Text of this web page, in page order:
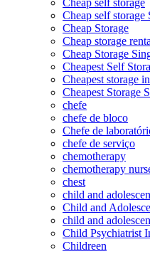
Cheap self storage
Cheap Storage
Cheap storage
Cheap Storage
Cheapest Self
Cheapest storage
Cheapest Storage
chefe
chefe de bloco
Chefe de
chefe de serviço
chemotherapy
chemotherapy
chest
child and
Child and
child and
Child Psychiatrist
Childreen